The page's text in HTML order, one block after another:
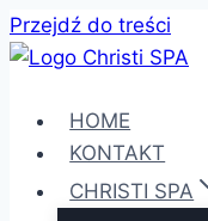
Przejdź do treści
HOME
KONTAKT
CHRISTI SPA